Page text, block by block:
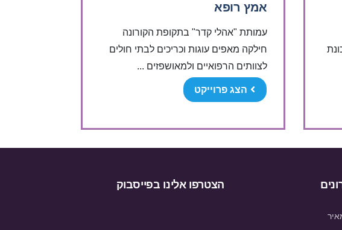
אמץ רופא
עמותת "אהלי קדר" בתקופת הקורונה
חילקה מאפים עוגות וכריכים לבתי חולים
לצוותים הרפואיים ולמאושפזים ...
הצג פרוייקט
הצטרפו אלינו בפייסבוק